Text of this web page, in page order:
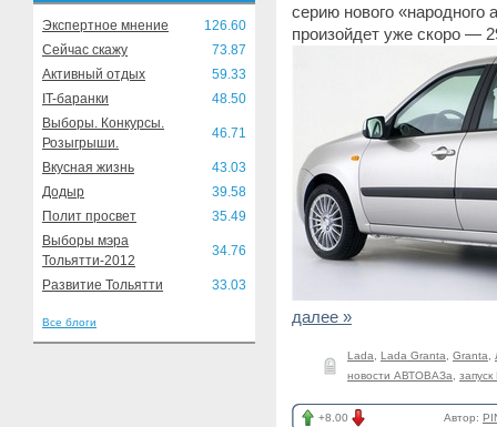
Экспертное мнение
126.60
Сейчас скажу
73.87
Активный отдых
59.33
IT-баранки
48.50
Выборы. Конкурсы.
Розыгрыши.
46.71
Вкусная жизнь
43.03
Додыр
39.58
Полит просвет
35.49
Выборы мэра
Тольятти-2012
34.76
Развитие Тольятти 33.03
Все блоги
серию нового
произойдет уже скоро —
далее »
Lada Lada Granta Granta
новости АВТОВАЗа
+8.00 Автор: